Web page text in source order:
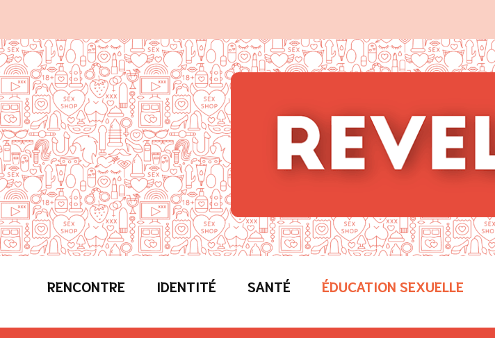
Revelezh
La sexualité mise à nue
RENCONTRE IDENTITÉ SANTÉ ÉDUCATION SEXUELLE